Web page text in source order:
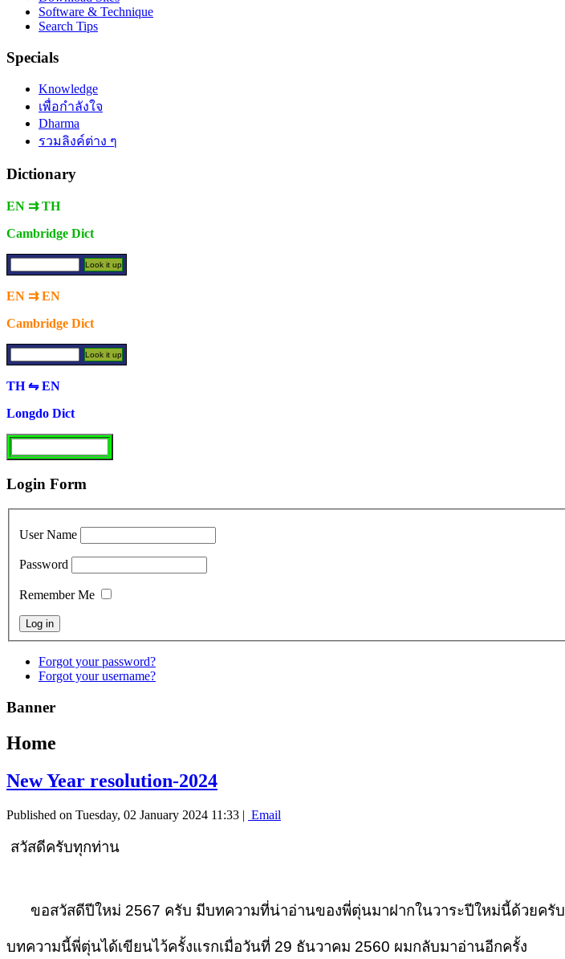
Software & Technique
Search Tips
Specials
Knowledge
เพื่อกำลังใจ
Dharma
รวมลิงค์ต่าง ๆ
Dictionary
EN ⇉ TH
Cambridge Dict
EN ⇉ EN
Cambridge Dict
TH ⇋ EN
Longdo Dict
Login Form
User Name
Password
Remember Me
Forgot your password?
Forgot your username?
Banner
Home
New Year resolution-2024
Published on Tuesday, 02 January 2024 11:33 | Email
สวัสดีครับทุกท่าน
ขอสวัสดีปีใหม่ 2567 ครับ มีบทความที่น่าอ่านของพี่ตุ่นมาฝากในวาระปีใหม่นี้ด้วยครับ
บทความนี้พี่ตุ่นได้เขียนไว้ครั้งแรกเมื่อวันที่ 29 ธันวาคม 2560 ผมกลับมาอ่านอีกครั้ง